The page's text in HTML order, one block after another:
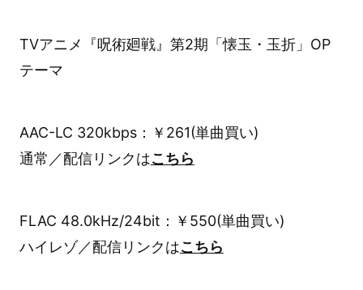
TVアニメ『呪術廻戦』第2期「懐玉・玉折」OP
テーマ
AAC-LC 320kbps：￥261(単曲買い)
通常／配信リンクはこちら
FLAC 48.0kHz/24bit：￥550(単曲買い)
ハイレゾ／配信リンクはこちら